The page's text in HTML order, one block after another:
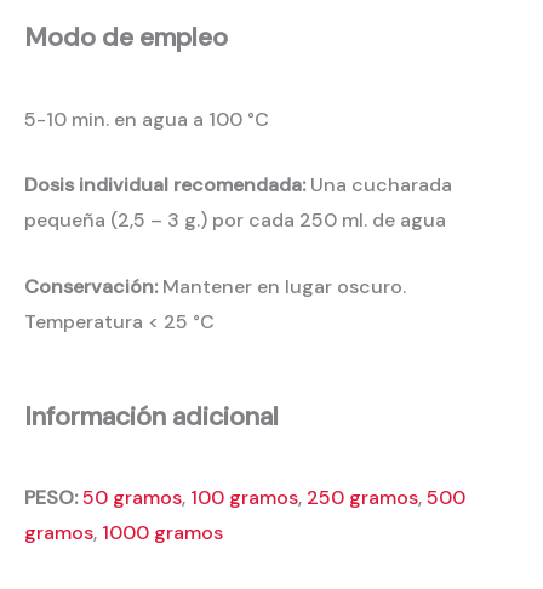
Modo de empleo
5-10 min. en agua a 100 °C
Dosis individual recomendada:Una cucharada
pequeña (2,5 – 3 g.) por cada 250 ml. de agua
Conservación:Mantener en lugar oscuro.
Temperatura < 25 °C
Información adicional
PESO:50 gramos, 100 gramos, 250 gramos,500
gramos, 1000 gramos